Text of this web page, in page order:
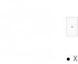
Số